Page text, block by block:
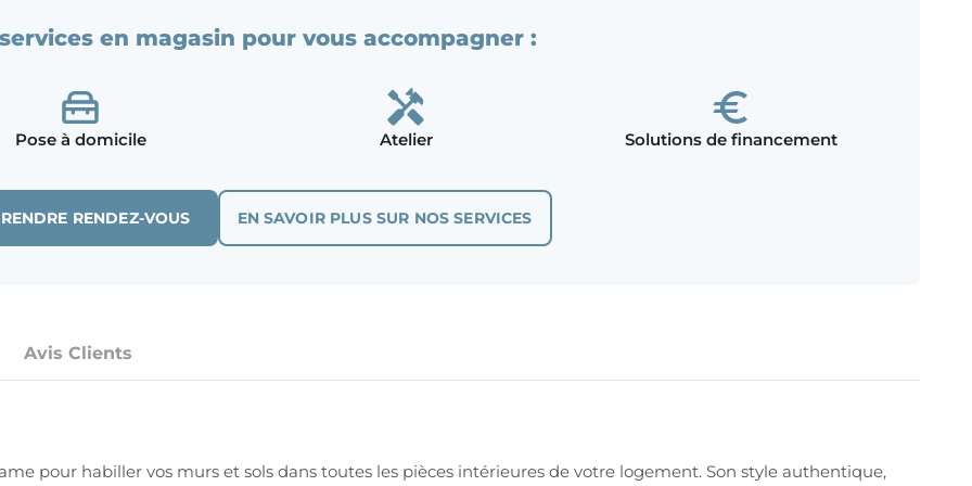
en magasin pour vous accompagner :
Pose à domicile Atelier Solutions de financement
RENDEZ-VOUS EN SAVOIR PLUS SUR NOS SERVICES
Avis Clients
pour habiller vos murs et sols dans toutes les pièces intérieures de votre logement. Son style authentique,